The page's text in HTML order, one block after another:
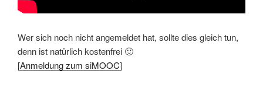
Wer sich noch nicht angemeldet hat, sollte dies gleich tun,
denn ist natürlich kostenfrei 🙂
[Anmeldung zum siMOOC]